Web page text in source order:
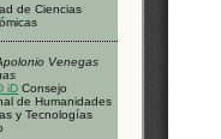
de Ciencias
Venegas
iD Consejo
de Humanidades
y Tecnologías